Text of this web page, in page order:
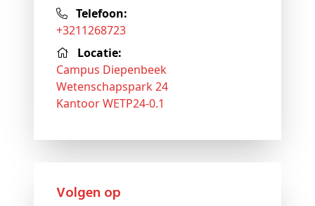
Telefoon:
+3211268723
Locatie:
Campus Diepenbeek
Wetenschapspark 24
Kantoor WETP24-0.1
Volgen op